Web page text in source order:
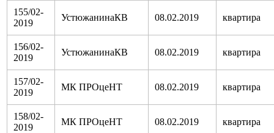
155/02-
2019
УстюжанинаКВ 08.02.2019 квартира
156/02-
2019
УстюжанинаКВ 08.02.2019 квартира
157/02-
2019
МК ПРОцеНТ 08.02.2019 квартира
158/02-
2019
МК ПРОцеНТ 08.02.2019 квартира